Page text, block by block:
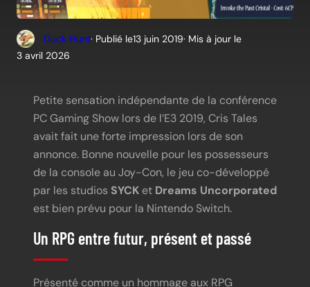
Duck Hunt· Publié le13 juin 2019· Mis à jour le
3 avril 2026
Petite sensation indépendante de la conférence
PC Gaming Show lors de l’E3 2019, Cris Tales
avait fait une forte impression lors de son
annonce. Bonne nouvelle pour les possesseurs
de la console au Joy-Con, le jeu co-développé
par les studios SYCK et Dreams Uncorporated
est bien prévu pour la Nintendo Switch.
Un RPG entre futur, présent et passé
Présenté comme un hommage aux RPG